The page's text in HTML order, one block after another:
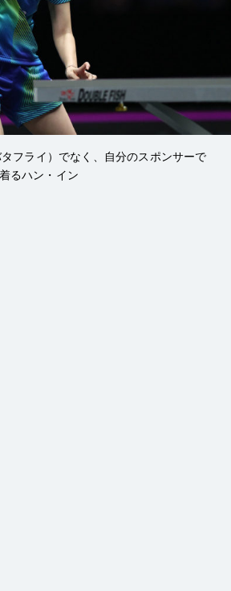
フライ）でなく、自分のスポンサーで
るハン・イン